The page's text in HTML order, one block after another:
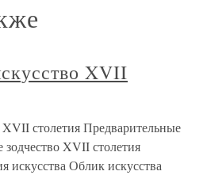
XVII
столетия Предварительные
XVII столетия
искусства Облик искусства